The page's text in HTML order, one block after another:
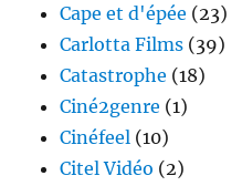
Cape et d'épée (23)
Carlotta Films (39)
Catastrophe (18)
Ciné2genre (1)
Cinéfeel (10)
Citel Vidéo (2)